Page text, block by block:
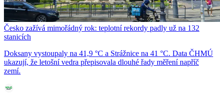
Česko zažívá mimořádný rok: teplotní rekordy padly už na 132
stanicích
Doksany vystoupaly na 41,9 °C a Strážnice na 41 °C. Data ČHMÚ
ukazují, že letošní vedra přepisovala dlouhé řady měření napříč
zemí.